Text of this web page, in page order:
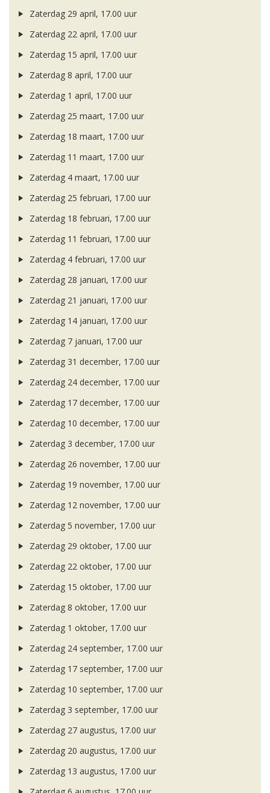
Zaterdag 29 april, 17.00 uur
Zaterdag 22 april, 17.00 uur
Zaterdag 15 april, 17.00 uur
Zaterdag 8 april, 17.00 uur
Zaterdag 1 april, 17.00 uur
Zaterdag 25 maart, 17.00 uur
Zaterdag 18 maart, 17.00 uur
Zaterdag 11 maart, 17.00 uur
Zaterdag 4 maart, 17.00 uur
Zaterdag 25 februari, 17.00 uur
Zaterdag 18 februari, 17.00 uur
Zaterdag 11 februari, 17.00 uur
Zaterdag 4 februari, 17.00 uur
Zaterdag 28 januari, 17.00 uur
Zaterdag 21 januari, 17.00 uur
Zaterdag 14 januari, 17.00 uur
Zaterdag 7 januari, 17.00 uur
Zaterdag 31 december, 17.00 uur
Zaterdag 24 december, 17.00 uur
Zaterdag 17 december, 17.00 uur
Zaterdag 10 december, 17.00 uur
Zaterdag 3 december, 17.00 uur
Zaterdag 26 november, 17.00 uur
Zaterdag 19 november, 17.00 uur
Zaterdag 12 november, 17.00 uur
Zaterdag 5 november, 17.00 uur
Zaterdag 29 oktober, 17.00 uur
Zaterdag 22 oktober, 17.00 uur
Zaterdag 15 oktober, 17.00 uur
Zaterdag 8 oktober, 17.00 uur
Zaterdag 1 oktober, 17.00 uur
Zaterdag 24 september, 17.00 uur
Zaterdag 17 september, 17.00 uur
Zaterdag 10 september, 17.00 uur
Zaterdag 3 september, 17.00 uur
Zaterdag 27 augustus, 17.00 uur
Zaterdag 20 augustus, 17.00 uur
Zaterdag 13 augustus, 17.00 uur